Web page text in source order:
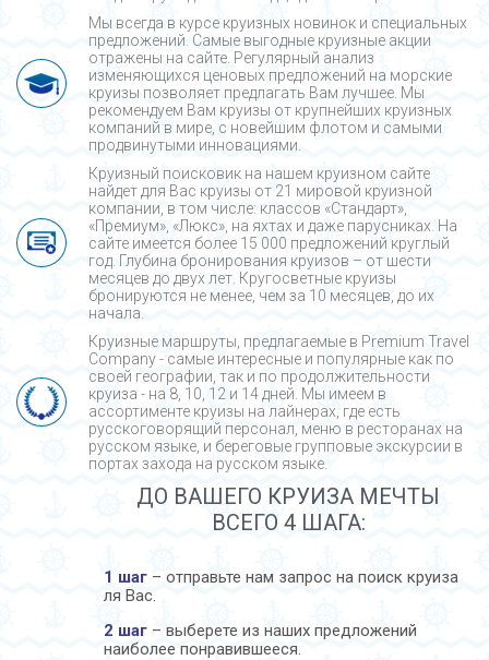
Мы всегда в курсе круизных новинок и специальных
предложений. Самые выгодные круизные акции
отражены на сайте. Регулярный анализ
изменяющихся ценовых предложений на морские
круизы позволяет предлагать Вам лучшее. Мы
рекомендуем Вам круизы от крупнейших круизных
компаний в мире, с новейшим флотом и самыми
продвинутыми инновациями.
Круизный поисковик на нашем круизном сайте
найдет для Вас круизы от 21 мировой круизной
компании, в том числе: классов «Стандарт»,
«Премиум», «Люкс», на яхтах и даже парусниках. На
сайте имеется более 15 000 предложений круглый
год. Глубина бронирования круизов – от шести
месяцев до двух лет. Кругосветные круизы
бронируются не менее, чем за 10 месяцев, до их
начала.
Круизные маршруты, предлагаемые в Premium Travel
Company - cамые интересные и популярные как по
своей географии, так и по продолжительности
круиза - на 8, 10, 12 и 14 дней. Мы имеем в
ассортименте круизы на лайнерах, где есть
русскоговорящий персонал, меню в ресторанах на
русском языке, и береговые групповые экскурсии в
портах захода на русском языке.
ДО ВАШЕГО КРУИЗА МЕЧТЫ
ВСЕГО 4 ШАГА:
1 шаг – отправьте нам запрос на поиск круиза
ля Вас.
2 шаг – выберете из наших предложений
наиболее понравившееся.